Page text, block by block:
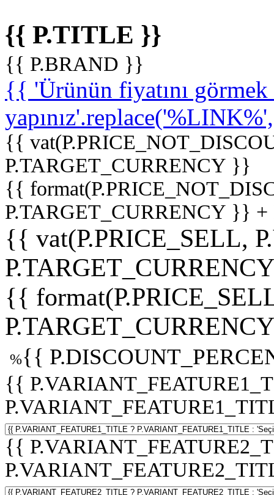
{{ P.TITLE }}
{{ P.BRAND }}
{{ 'Ürünün fiyatını
{{
P.TARGET_CURRENCY }}
{{
P.TARGET_CURRENCY }}
{{ vat(P.PRICE_SELL,
{{
%{{
{{
{{